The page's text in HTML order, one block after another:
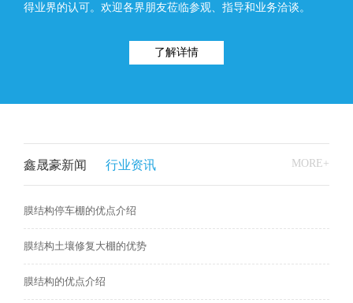
得业界的认可。欢迎各界朋友莅临参观、指导和业务洽谈。
了解详情
鑫晟豪新闻 行业资讯 MORE+
膜结构停车棚的优点介绍
膜结构土壤修复大棚的优势
膜结构的优点介绍